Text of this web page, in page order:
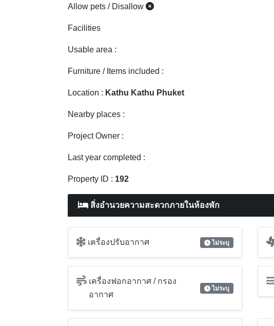
Allow pets / Disallow
Facilities
Usable area :
Furniture / Items included :
Location : Kathu Kathu Phuket
Nearby places :
Project Owner :
Last year completed :
Property ID : 192
สิ่งอำนวยความสะดวกภายในห้องพัก
เครื่องปรับอากาศ ไม่ระบุ
เครื่องฟอกอากาศ / กรอง
อากาศ
ไม่ระบุ